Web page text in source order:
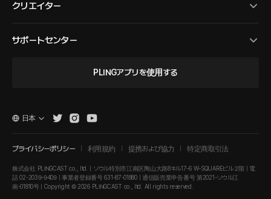
クリエイター
サポートセンター
PLINGアプリを使用する
プライバシーポリシー 利用規約 提携および協力 特定商取引法
株式会社 PLINGCAST co., ltd. | ソウル特別市江南区陶山大路8キル17-6 W-SQUAREビル２階 | 電
話 02-2039-9409 | 事業者登録番号 631-87-01880 | 通信販売業申告番号 第2021-ソウル江
南-01810号 | Copyright © 2026 PLINGCAST co., ltd. All rights reserved.
日本